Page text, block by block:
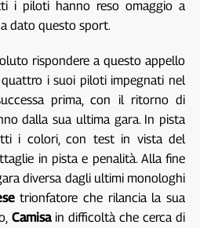
i piloti hanno reso omaggio a
dato questo sport.
rispondere a questo appello
i suoi piloti impegnati nel
prima, con il ritorno di
dalla sua ultima gara. In pista
i colori, con test in vista del
in pista e penalità. Alla fine
diversa dagli ultimi monologhi
trionfatore che rilancia la sua
Camisain difficoltà che cerca di